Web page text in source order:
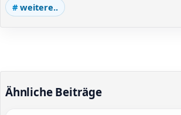
weitere..
Ähnliche Beiträge